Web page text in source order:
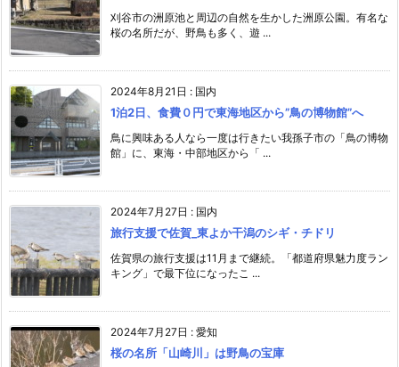
刈谷市の洲原池と周辺の自然を生かした洲原公園。有名な
桜の名所だが、野鳥も多く、遊 ...
2024年8月21日 : 国内
1泊2日、食費０円で東海地区から”鳥の博物館”へ
鳥に興味ある人なら一度は行きたい我孫子市の「鳥の博物
館」に、東海・中部地区から「 ...
2024年7月27日 : 国内
旅行支援で佐賀_東よか干潟のシギ・チドリ
佐賀県の旅行支援は11月まで継続。「都道府県魅力度ラン
キング」で最下位になったこ ...
2024年7月27日 : 愛知
桜の名所「山崎川」は野鳥の宝庫